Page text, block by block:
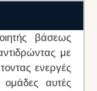
βάσεως
με
ενεργές
αυτές